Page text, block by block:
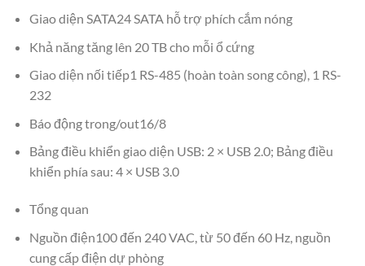
Giao diện SATA24 SATA hỗ trợ phích cắm nóng
Khả năng tăng lên 20 TB cho mỗi ổ cứng
Giao diện nối tiếp1 RS-485 (hoàn toàn song công), 1 RS-
232
Báo động trong/out16/8
Bảng điều khiển giao diện USB: 2 × USB 2.0; Bảng điều
khiển phía sau: 4 × USB 3.0
Tổng quan
Nguồn điện100 đến 240 VAC, từ 50 đến 60 Hz, nguồn
cung cấp điện dự phòng